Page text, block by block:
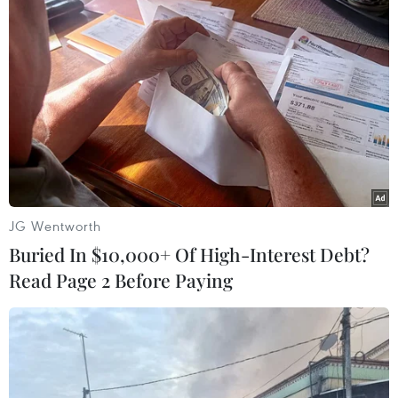
#Bắc Australia #Cá heo
#Cá heo lưng gù
#Động vật hoang dã
#ADN
Theo dõi VietnamPlus
JG Wentworth
Buried In $10,000+ Of High-Interest Debt?
Read Page 2 Before Paying